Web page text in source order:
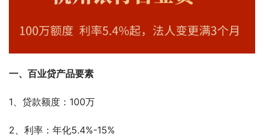
一、百业贷产品要素
1、贷款额度：100万
2、利率：年化5.4%-15%